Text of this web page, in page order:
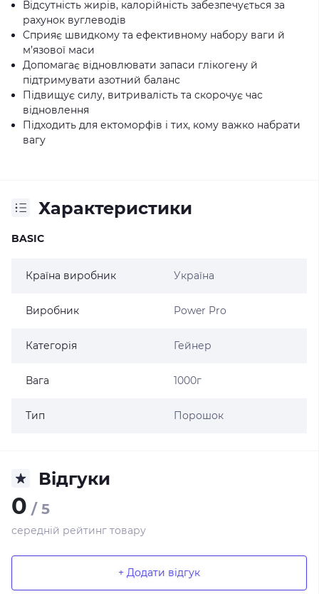
Відсутність жирів, калорійність забезпечується за
рахунок вуглеводів
Сприяє швидкому та ефективному набору ваги й
м’язової маси
Допомагає відновлювати запаси глікогену й
підтримувати азотний баланс
Підвищує силу, витривалість та скорочує час
відновлення
Підходить для ектоморфів і тих, кому важко набрати
вагу
Характеристики
BASIC
Країна виробник Україна
Виробник Power Pro
Категорія Гейнер
Вага 1000г
Тип Порошок
Відгуки
0 / 5
середній рейтинг товару
+ Додати відгук